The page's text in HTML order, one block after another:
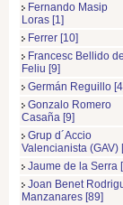
Fernando Masip
Loras [1]
Ferrer [10]
Francesc Bellido
Feliu [9]
Germán Reguillo
Gonzalo Romero
Casaña [9]
Grup d´Accio
Valencianista (GAV)
Jaume de la Serra
Joan Benet
Manzanares [89]